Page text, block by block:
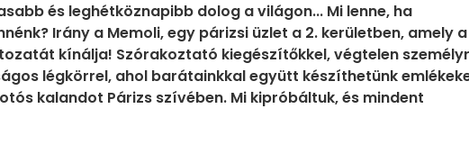
és leghétköznapibb dolog a világon... Mi lenne, ha
Irány a Memoli, egy párizsi üzlet a 2. kerületben, amely a
kínálja! Szórakoztató kiegészítőkkel, végtelen
légkörrel, ahol barátainkkal együtt készíthetünk
kalandot Párizs szívében. Mi kipróbáltuk, és mindent